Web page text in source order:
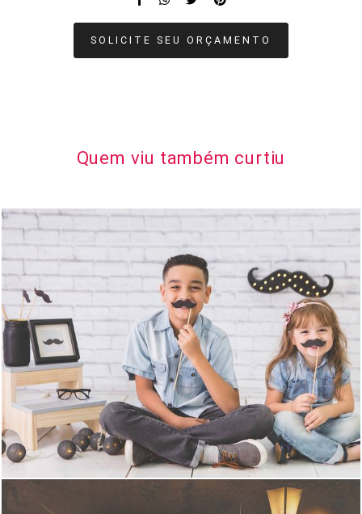
SOLICITE SEU ORÇAMENTO
Quem viu também curtiu
12231